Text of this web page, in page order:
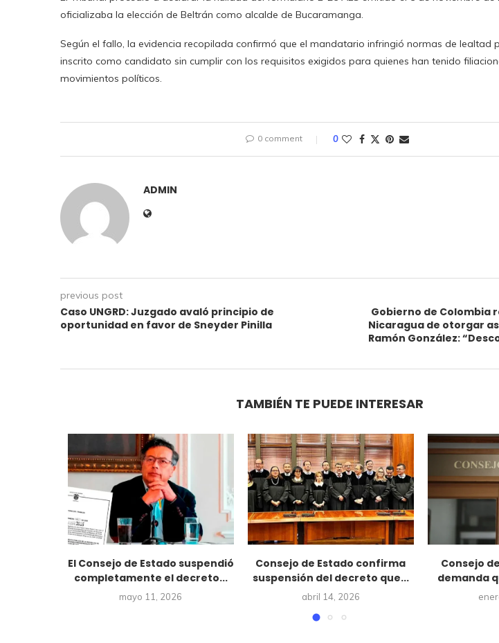
oficializaba la elección de Beltrán como alcalde de Bucaramanga.
Según el fallo, la evidencia recopilada confirmó que el mandatario infringió normas de lealtad
inscrito como candidato sin cumplir con los requisitos exigidos para quienes han tenido
movimientos políticos.
0 comment 0
ADMIN
previous post
Caso UNGRD: Juzgado avaló principio de
oportunidad en favor de Sneyder Pinilla
Gobierno de Colombia
Nicaragua de otorgar
Ramón González:
TAMBIÉN TE PUEDE INTERESAR
El Consejo de Estado suspendió
completamente el decreto...
mayo 11, 2026
Consejo de Estado confirma
suspensión del decreto que...
abril 14, 2026
Consejo
demanda